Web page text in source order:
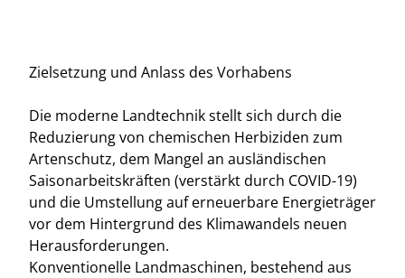
Zielsetzung und Anlass des Vorhabens
Die moderne Landtechnik stellt sich durch die
Reduzierung von chemischen Herbiziden zum
Artenschutz, dem Mangel an ausländischen
Saisonarbeitskräften (verstärkt durch COVID-19)
und die Umstellung auf erneuerbare Energieträger
vor dem Hintergrund des Klimawandels neuen
Herausforderungen.
Konventionelle Landmaschinen, bestehend aus